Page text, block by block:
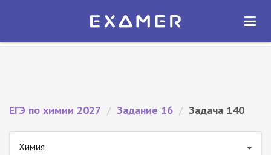
Экзамер — ЕГЭ 2027
ОТКРЫТЬ
ЕГЭ по химии 2027 / Задание 16 / Задача 140
Химия